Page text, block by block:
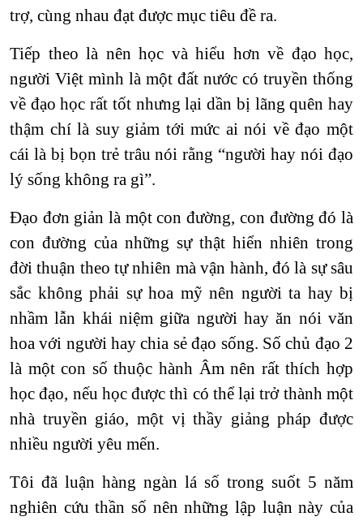
trợ, cùng nhau đạt được mục tiêu đề ra.
Tiếp theo là nên học và hiểu hơn về đạo học,
người Việt mình là một đất nước có truyền thống
về đạo học rất tốt nhưng lại dần bị lãng quên hay
thậm chí là suy giảm tới mức ai nói về đạo một
cái là bị bọn trẻ trâu nói rằng “người hay nói đạo
lý sống không ra gì”.
Đạo đơn giản là một con đường, con đường đó là
con đường của những sự thật hiển nhiên trong
đời thuận theo tự nhiên mà vận hành, đó là sự sâu
sắc không phải sự hoa mỹ nên người ta hay bị
nhầm lẫn khái niệm giữa người hay ăn nói văn
hoa với người hay chia sẻ đạo sống. Số chủ đạo 2
là một con số thuộc hành Âm nên rất thích hợp
học đạo, nếu học được thì có thể lại trở thành một
nhà truyền giáo, một vị thầy giảng pháp được
nhiều người yêu mến.
Tôi đã luận hàng ngàn lá số trong suốt 5 năm
nghiên cứu thần số nên những lập luận này của